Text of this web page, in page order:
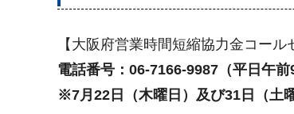
【大阪府営業時間短縮協力金コール
電話番号：06-7166-9987（平日午前
※7月22日（木曜日）及び31日（土